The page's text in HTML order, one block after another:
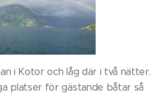
i Kotor och låg där i två nätter.
platser för gästande båtar så